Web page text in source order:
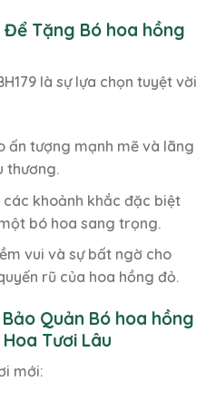
Để Tặng Bó hoa hồng
là sự lựa chọn tuyệt vời
ấn tượng mạnh mẽ và lãng
thương.
các khoảnh khắc đặc biệt
bó hoa sang trọng.
vui và sự bất ngờ cho
rũ của hoa hồng đỏ.
Quản Bó hoa hồng
Tươi Lâu
mới: